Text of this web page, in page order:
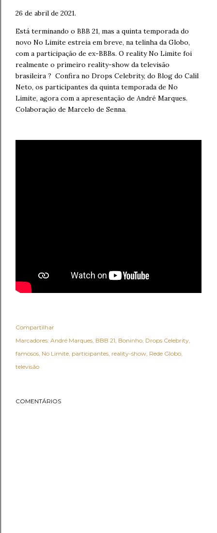
26 de abril de 2021.
Está terminando o BBB 21, mas a quinta temporada do
novo No Limite estreia em breve, na telinha da Globo,
com a participação de ex-BBBs. O reality No Limite foi
realmente o primeiro reality-show da televisão
brasileira ? Confira no Drops Celebrity, do Blog do Calil
Neto, os participantes da quinta temporada de No
Limite, agora com a apresentação de André Marques.
Colaboração de Marcelo de Senna.
Compartilhar
Marcadores: André Marques BBB 21 Boninho Drops Celebrity
famosos No Limite participantes reality-show Rede Globo
televisão
COMENTÁRIOS